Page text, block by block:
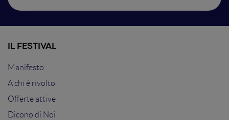
IL FESTIVAL
Manifesto
A chi è rivolto
Offerte attive
Dicono di Noi